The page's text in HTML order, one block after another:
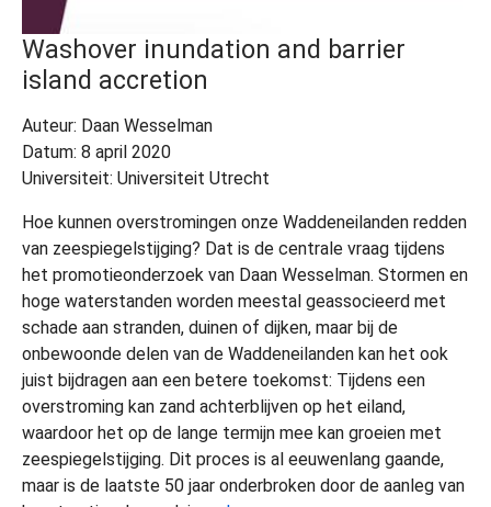
Washover inundation and barrier
island accretion
Auteur: Daan Wesselman
Datum: 8 april 2020
Universiteit: Universiteit Utrecht
Hoe kunnen overstromingen onze Waddeneilanden redden
van zeespiegelstijging? Dat is de centrale vraag tijdens
het promotieonderzoek van Daan Wesselman. Stormen en
hoge waterstanden worden meestal geassocieerd met
schade aan stranden, duinen of dijken, maar bij de
onbewoonde delen van de Waddeneilanden kan het ook
juist bijdragen aan een betere toekomst: Tijdens een
overstroming kan zand achterblijven op het eiland,
waardoor het op de lange termijn mee kan groeien met
zeespiegelstijging. Dit proces is al eeuwenlang gaande,
maar is de laatste 50 jaar onderbroken door de aanleg van